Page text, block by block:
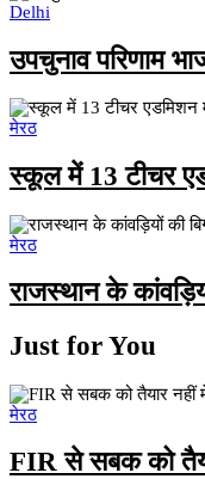
Delhi
उपचुनाव परिणाम
मेरठ
स्कूल में 13 टीचर
मेरठ
राजस्थान के
Just for You
मेरठ
FIR से सबक को